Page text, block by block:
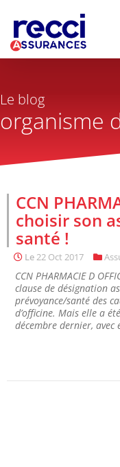
Le blog
organisme
CCN
choisir son
santé !
Le22 Oct 2017
CCN PHARMACIE D
clause de désignation
prévoyance/santé des
d’officine. Mais elle a
décembre dernier,